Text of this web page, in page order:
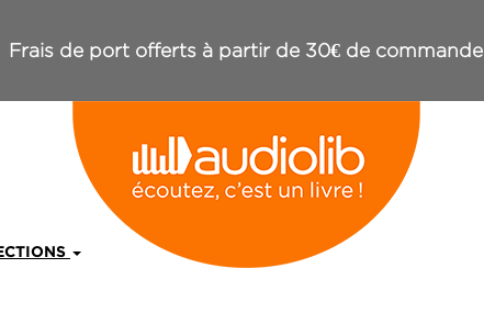
Frais de port offerts à partir de 30€ de commande